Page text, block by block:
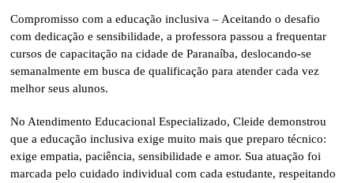
Compromisso com a educação inclusiva – Aceitando o desafio
com dedicação e sensibilidade, a professora passou a frequentar
cursos de capacitação na cidade de Paranaíba, deslocando-se
semanalmente em busca de qualificação para atender cada vez
melhor seus alunos.
No Atendimento Educacional Especializado, Cleide demonstrou
que a educação inclusiva exige muito mais que preparo técnico:
exige empatia, paciência, sensibilidade e amor. Sua atuação foi
marcada pelo cuidado individual com cada estudante, respeitando